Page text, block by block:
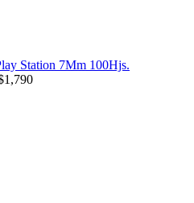
Station 7Mm 100Hjs.